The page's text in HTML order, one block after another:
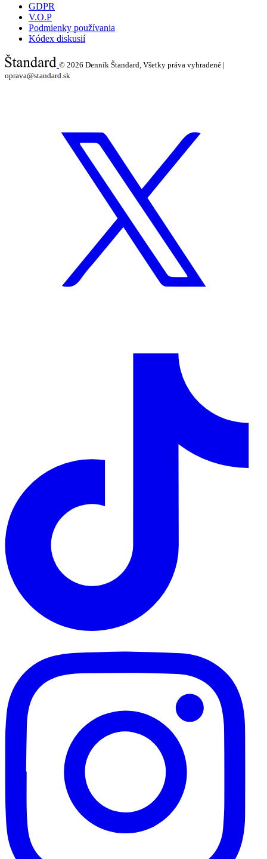
GDPR
V.O.P
Podmienky používania
Kódex diskusií
© 2026 Denník Štandard, Všetky práva vyhradené |
oprava@standard.sk